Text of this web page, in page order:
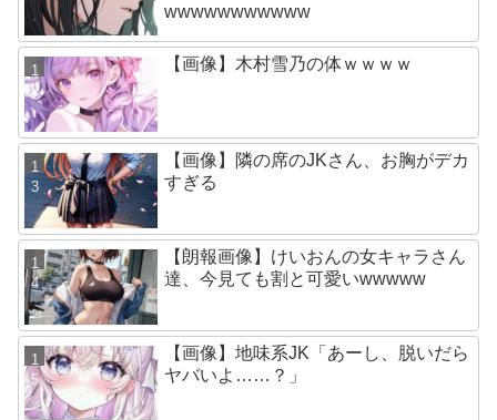
wwwwwwwwwww
【画像】木村雪乃の体ｗｗｗｗ
【画像】隣の席のJKさん、お胸がデカ
すぎる
【朗報画像】けいおんの女キャラさん
達、今見ても割と可愛いwwwww
【画像】地味系JK「あーし、脱いだら
ヤバいよ……？」